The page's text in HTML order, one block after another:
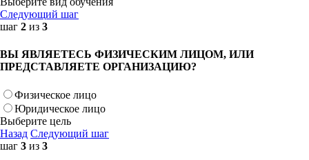
Следующий шаг
шаг 2 из 3
ВЫ ЯВЛЯЕТЕСЬ ФИЗИЧЕСКИМ ЛИЦОМ, ИЛИ
ПРЕДСТАВЛЯЕТЕ ОРГАНИЗАЦИЮ?
Физическое лицо
Юридическое лицо
Выберите цель
Назад Следующий шаг
шаг 3 из 3